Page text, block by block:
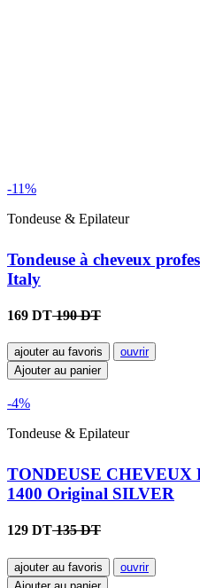
-11%
Tondeuse & Epilateur
Tondeuse à cheveux
Italy
169 DT190 DT
ajouter au favoris
ouvrir
Ajouter au panier
-4%
Tondeuse & Epilateur
TONDEUSE CHEVEUX
1400 Original SILVER
129 DT135 DT
ajouter au favoris
ouvrir